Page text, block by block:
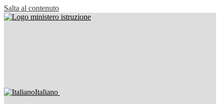
Salta al contenuto
Italiano